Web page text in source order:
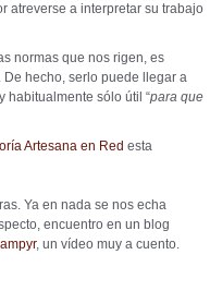
atreverse a interpretar su trabajo
normas que nos rigen, es
hecho, serlo puede llegar a
habitualmente sólo útil “para que
Artesana en Red esta
Ya en nada se nos echa
encuentro en un blog
, un vídeo muy a cuento.